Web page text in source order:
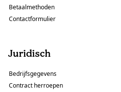
Betaalmethoden
Contactformulier
Juridisch
Bedrijfsgegevens
Contract herroepen